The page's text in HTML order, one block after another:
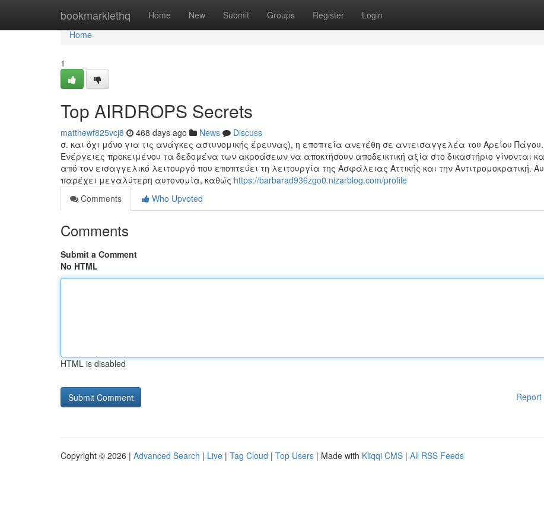
bookmarklethq Home New Submit Groups Register Login
Home
Home
1
Top AIRDROPS Secrets
matthewf825vcj8 468 days ago News
Discuss
σ. και όχι μόνο για τις ανάγκες αστυνομικής έρευνας), η εποπτεία ανετέθη σε αντεισαγγελέα του Αρείου Πάγου.
Ενέργειες προκειμένου τα δεδομένα των ακροάσεων να αποκτήσουν αποδεικτική αξία στο δικαστήριο γίνονται
από τον εισαγγελικό λειτουργό που εποπτεύει τη λειτουργία της Ασφάλειας Αττικής και την Αντιτρομοκρατική.
παρέχει μεγαλύτερη αυτονομία, καθώς https://barbarad936zgo0.nizarblog.com/profile
Comments
Who Upvoted
Comments
Submit a Comment
No HTML
HTML is disabled
Report
Copyright © 2026 | Advanced Search | Live | Tag Cloud | Top Users | Made with Kliqqi CMS | All RSS Feeds